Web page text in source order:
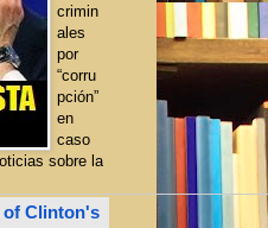
crimin
ales
por
“corru
pción”
en
caso
sobre la
of Clinton's